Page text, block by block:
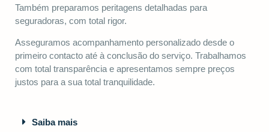
Também preparamos peritagens detalhadas para
seguradoras, com total rigor.
Asseguramos acompanhamento personalizado desde o
primeiro contacto até à conclusão do serviço. Trabalhamos
com total transparência e apresentamos sempre preços
justos para a sua total tranquilidade.
Saiba mais